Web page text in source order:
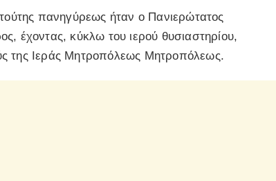
πανηγύρεως ήταν ο Πανιερώτατος
έχοντας, κύκλω του ιερού θυσιαστηρίου,
της Ιεράς Μητροπόλεως Μητροπόλεως.